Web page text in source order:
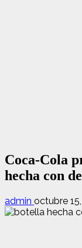
Coca-Cola
hecha con
admin octubre